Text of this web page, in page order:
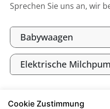
Sprechen Sie uns an, wir
Babywaagen
Elektrische
Cookie Zustimmung